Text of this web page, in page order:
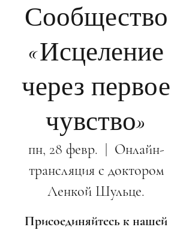
Сообщество
«Исцеление
через первое
чувство»
пн, 28 февр.
Онлайн-
трансляция с доктором
Ленкой Шульце.
Присоединяйтесь к нашей